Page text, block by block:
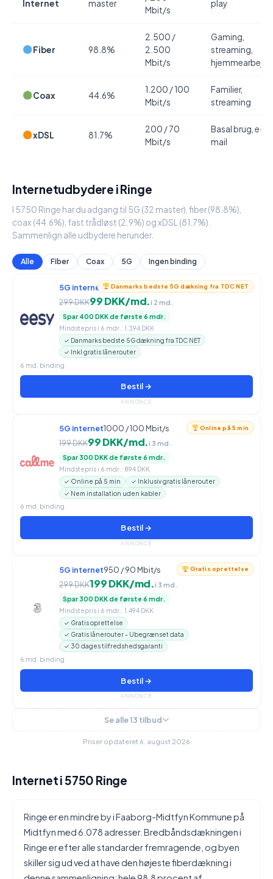
Internet
master
Mbit/s
play
Fiber 98.8%
2.500 /
2.500
Mbit/s
Gaming,
streaming,
hjemmearbejde
Coax 44.6%
1.200 / 100
Mbit/s
Familier,
streaming
xDSL 81.7%
200 / 70
Mbit/s
Basal brug, e-
mail
Internetudbydere i Ringe
I 5750 Ringe har du adgang til 5G (32 master), fiber (98.8%),
coax (44.6%), fast trådløst (2.9%) og xDSL (81.7%).
Sammenlign alle udbydere herunder.
Alle Fiber Coax 5G Ingen binding
Danmarks bedste 5G dækning fra TDC NET
5G internet950 / 90 Mbit/s
299 DKK99 DKK/md.i 2 md.
Spar 400 DKK de første 6 mdr.
Mindstepris i 6 mdr.: 1.394 DKK
✓ Danmarks bedste 5G dækning fra TDC NET
✓ Inkl gratis lånerouter
6 md. binding
Bestil →
ANNONCE
Online på 5 min
5G internet1000 / 100 Mbit/s
199 DKK99 DKK/md.i 3 md.
Spar 300 DKK de første 6 mdr.
Mindstepris i 6 mdr.: 894 DKK
✓ Online på 5 min
✓ Inklusiv gratis lånerouter
✓ Nem installation uden kabler
6 md. binding
Bestil →
ANNONCE
Gratis oprettelse
5G internet950 / 90 Mbit/s
299 DKK199 DKK/md.i 3 md.
Spar 300 DKK de første 6 mdr.
Mindstepris i 6 mdr.: 1.494 DKK
✓ Gratis oprettelse
✓ Gratis lånerouter - Ubegrænset data
✓ 30 dages tilfredshedsgaranti
6 md. binding
Bestil →
ANNONCE
Se alle 13 tilbud
Priser opdateret 6. august 2026
Internet i 5750 Ringe
Ringe er en mindre by i Faaborg-Midtfyn Kommune på
Midtfyn med 6.078 adresser. Bredbåndsdækningen i
Ringe er efter alle standarder fremragende, og byen
skiller sig ud ved at have den højeste fiberdækning i